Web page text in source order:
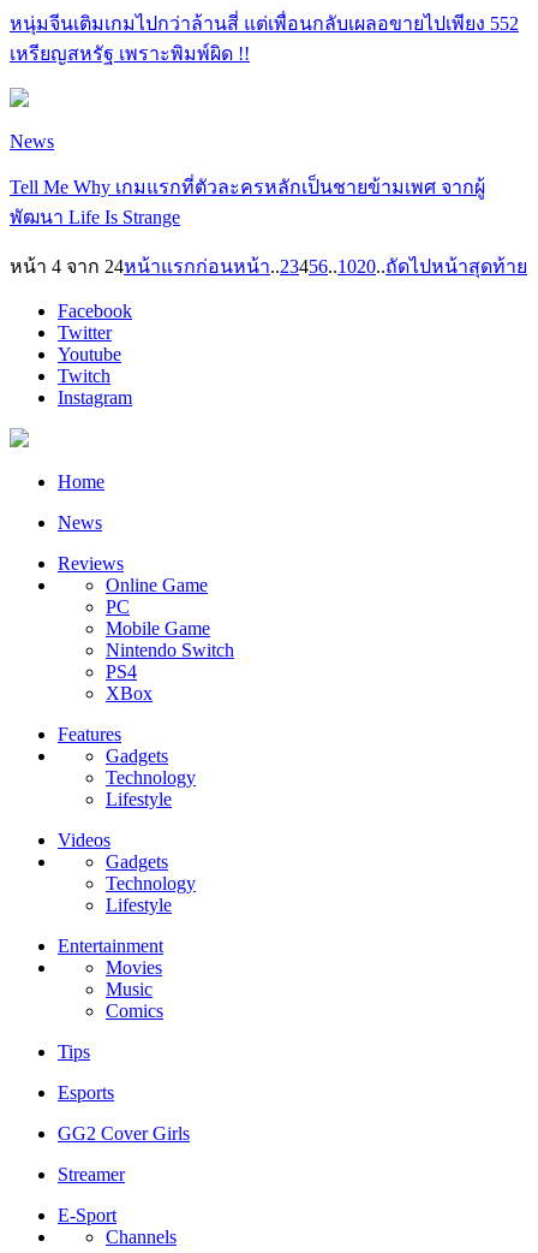
หนุ่มจีนเติมเกมไปกว่าล้านสี่ แต่เพื่อนกลับเผลอขายไปเพียง 552
เหรียญสหรัฐ เพราะพิมพ์ผิด !!
News
Tell Me Why เกมแรกที่ตัวละครหลักเป็นชายข้ามเพศ จากผู้
พัฒนา Life Is Strange
หน้า 4 จาก 24หน้าแรกก่อนหน้า..23456..1020..ถัดไปหน้าสุดท้าย
Facebook
Twitter
Youtube
Twitch
Instagram
Home
News
Reviews
Online Game
PC
Mobile Game
Nintendo Switch
PS4
XBox
Features
Gadgets
Technology
Lifestyle
Videos
Gadgets
Technology
Lifestyle
Entertainment
Movies
Music
Comics
Tips
Esports
GG2 Cover Girls
Streamer
E-Sport
Channels